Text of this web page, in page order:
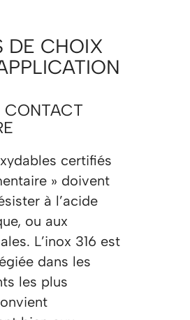
DE CHOIX
CONTACT
certifiés
» doivent
à l’acide
ou aux
L’inox 316 est
dans les
les plus